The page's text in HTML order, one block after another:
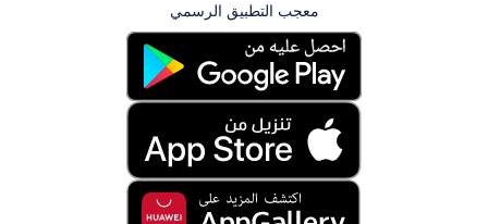
معجب التطبيق الرسمي